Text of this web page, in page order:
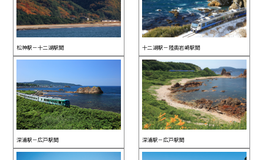
松神駅－十二湖駅間 十二湖駅－陸奥岩崎駅間
深浦駅－広戸駅間 深浦駅－広戸駅間